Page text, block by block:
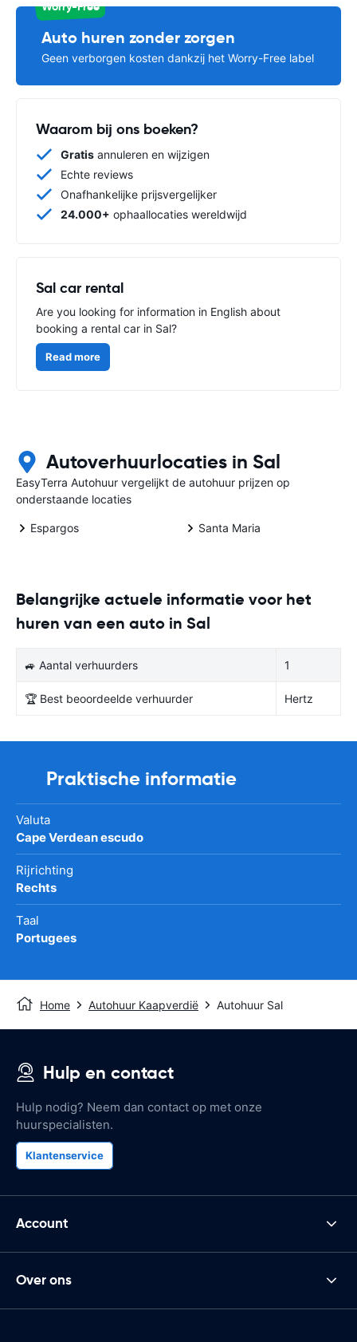
Worry-Free
Auto huren zonder zorgen
Geen verborgen kosten dankzij het Worry-Free label
Waarom bij ons boeken?
Gratis annuleren en wijzigen
Echte reviews
Onafhankelijke prijsvergelijker
24.000+ ophaallocaties wereldwijd
Sal car rental
Are you looking for information in English about
booking a rental car in Sal?
Read more
Autoverhuurlocaties in Sal
EasyTerra Autohuur vergelijkt de autohuur prijzen op
onderstaande locaties
Espargos Santa Maria
Belangrijke actuele informatie voor het
huren van een auto in Sal
🚙 Aantal verhuurders 1
🏆 Best beoordeelde verhuurder Hertz
Praktische informatie
Valuta
Cape Verdean escudo
Rijrichting
Rechts
Taal
Portugees
Home Autohuur Kaapverdië Autohuur Sal
Hulp en contact
Hulp nodig? Neem dan contact op met onze
huurspecialisten.
Klantenservice
Account
Over ons